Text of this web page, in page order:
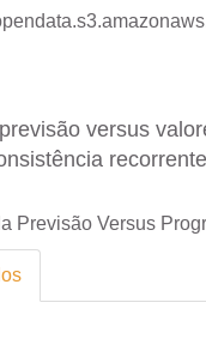
versus
Previsão Versus